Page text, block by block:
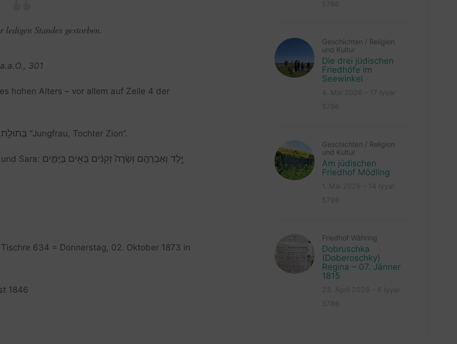
ledigen Standes gestorben.
301
hohen Alters – vor allem auf Zeile 4 der
בְּתוּלַ֖ת “Jungfrau, Tochter Zion”.
Sara: יֶ֣לֶד וְאַבְרָהָ֤ם וְשָׂרָה֙ זְקֵנִ֔ים בָּאִ֖ים בַּיָּמִ֑ים
Tischre 634 = Donnerstag, 02. Oktober 1873 in
1846
Geschichten / Religion
und Kultur
Die drei jüdischen
Friedhöfe im
Seewinkel
Geschichten / Religion
und Kultur
Am jüdischen
Friedhof Mödling
Friedhof Währing
Dobruschka
(Doberoschky)
Regina – 07. Jänner
1815